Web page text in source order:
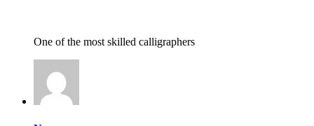
One of the most skilled calligraphers